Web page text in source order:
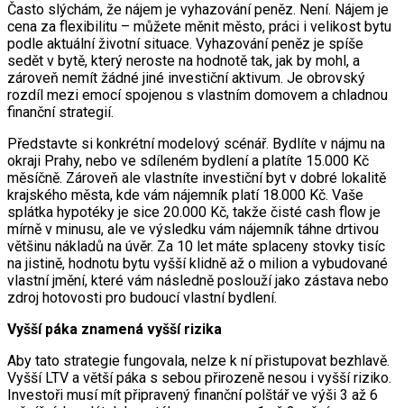
Často slýchám, že nájem je vyhazování peněz. Není. Nájem je
cena za flexibilitu – můžete měnit město, práci i velikost bytu
podle aktuální životní situace. Vyhazování peněz je spíše
sedět v bytě, který neroste na hodnotě tak, jak by mohl, a
zároveň nemít žádné jiné investiční aktivum. Je obrovský
rozdíl mezi emocí spojenou s vlastním domovem a chladnou
finanční strategií.
Představte si konkrétní modelový scénář. Bydlíte v nájmu na
okraji Prahy, nebo ve sdíleném bydlení a platíte 15.000 Kč
měsíčně. Zároveň ale vlastníte investiční byt v dobré lokalitě
krajského města, kde vám nájemník platí 18.000 Kč. Vaše
splátka hypotéky je sice 20.000 Kč, takže čisté cash flow je
mírně v minusu, ale ve výsledku vám nájemník táhne drtivou
většinu nákladů na úvěr. Za 10 let máte splaceny stovky tisíc
na jistině, hodnotu bytu vyšší klidně až o milion a vybudované
vlastní jmění, které vám následně poslouží jako zástava nebo
zdroj hotovosti pro budoucí vlastní bydlení.
Vyšší páka znamená vyšší rizika
Aby tato strategie fungovala, nelze k ní přistupovat bezhlavě.
Vyšší LTV a větší páka s sebou přirozeně nesou i vyšší riziko.
Investoři musí mít připravený finanční polštář ve výši 3 až 6